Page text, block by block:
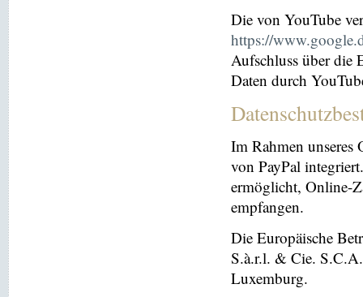
Die von YouTube
https://
Aufschluss über die
Daten durch
Im Rahmen unseres
von PayPal
ermöglicht, Online-
empfangen.
Die Europäische
S.à.r.l. & Cie.
Luxemburg.